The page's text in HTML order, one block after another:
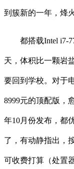
到簇新的一年，烽
都搭载Intel i7-
天，体积比一颗岩
要回到学校。对于
8999元的顶配版，
年10月份发布，都
了，有动静指出，
可收费打算（处置